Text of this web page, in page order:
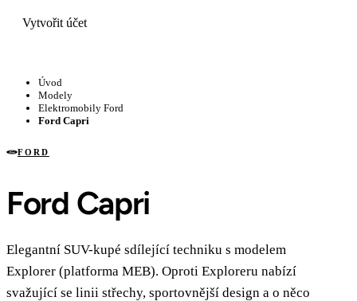
Vytvořit účet
Úvod
Modely
Elektromobily Ford
Ford Capri
FORD
Ford Capri
Elegantní SUV-kupé sdílející techniku s modelem
Explorer (platforma MEB). Oproti Exploreru nabízí
svažující se linii střechy, sportovnější design a o něco